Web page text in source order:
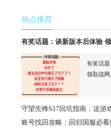
热点推荐
有奖话题：谈新版本后体验
有奖话
领取战网
守望先锋S17回坑指南，这
账号找回攻略：回归国服必看